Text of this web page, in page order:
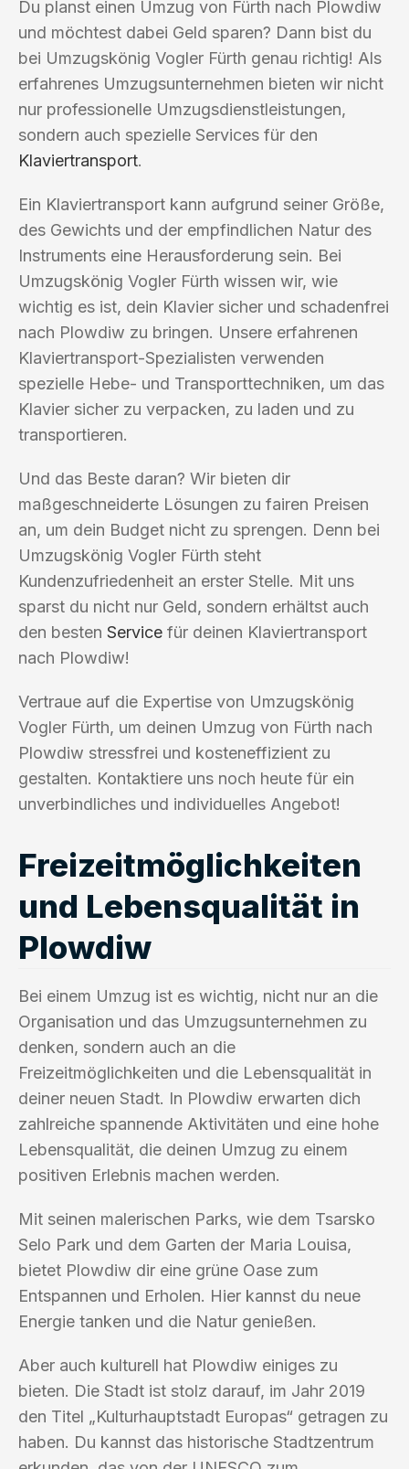
Du planst einen Umzug von Fürth nach Plowdiw
und möchtest dabei Geld sparen? Dann bist du
bei Umzugskönig Vogler Fürth genau richtig! Als
erfahrenes Umzugsunternehmen bieten wir nicht
nur professionelle Umzugsdienstleistungen,
sondern auch spezielle Services für den
Klaviertransport.
Ein Klaviertransport kann aufgrund seiner Größe,
des Gewichts und der empfindlichen Natur des
Instruments eine Herausforderung sein. Bei
Umzugskönig Vogler Fürth wissen wir, wie
wichtig es ist, dein Klavier sicher und schadenfrei
nach Plowdiw zu bringen. Unsere erfahrenen
Klaviertransport-Spezialisten verwenden
spezielle Hebe- und Transporttechniken, um das
Klavier sicher zu verpacken, zu laden und zu
transportieren.
Und das Beste daran? Wir bieten dir
maßgeschneiderte Lösungen zu fairen Preisen
an, um dein Budget nicht zu sprengen. Denn bei
Umzugskönig Vogler Fürth steht
Kundenzufriedenheit an erster Stelle. Mit uns
sparst du nicht nur Geld, sondern erhältst auch
den besten Service für deinen Klaviertransport
nach Plowdiw!
Vertraue auf die Expertise von Umzugskönig
Vogler Fürth, um deinen Umzug von Fürth nach
Plowdiw stressfrei und kosteneffizient zu
gestalten. Kontaktiere uns noch heute für ein
unverbindliches und individuelles Angebot!
Freizeitmöglichkeiten
und Lebensqualität in
Plowdiw
Bei einem Umzug ist es wichtig, nicht nur an die
Organisation und das Umzugsunternehmen zu
denken, sondern auch an die
Freizeitmöglichkeiten und die Lebensqualität in
deiner neuen Stadt. In Plowdiw erwarten dich
zahlreiche spannende Aktivitäten und eine hohe
Lebensqualität, die deinen Umzug zu einem
positiven Erlebnis machen werden.
Mit seinen malerischen Parks, wie dem Tsarsko
Selo Park und dem Garten der Maria Louisa,
bietet Plowdiw dir eine grüne Oase zum
Entspannen und Erholen. Hier kannst du neue
Energie tanken und die Natur genießen.
Aber auch kulturell hat Plowdiw einiges zu
bieten. Die Stadt ist stolz darauf, im Jahr 2019
den Titel „Kulturhauptstadt Europas“ getragen zu
haben. Du kannst das historische Stadtzentrum